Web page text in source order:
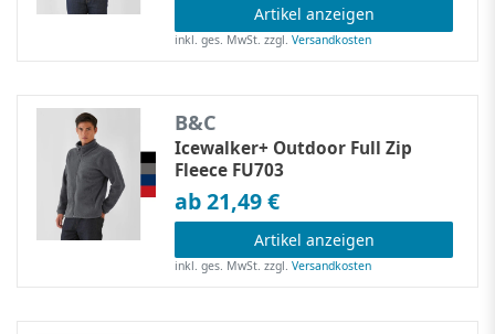
Artikel anzeigen
inkl. ges. MwSt. zzgl.Versandkosten
B&C
Icewalker+ Outdoor Full Zip
Fleece FU703
ab 21,49 €
Artikel anzeigen
inkl. ges. MwSt. zzgl.Versandkosten